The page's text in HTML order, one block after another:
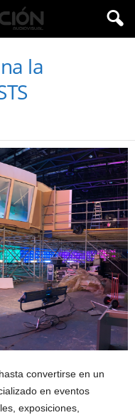
la
convertirse en un
en eventos
exposiciones,